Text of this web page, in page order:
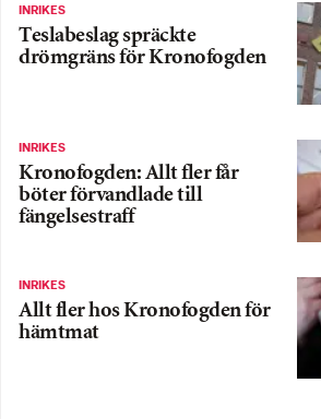
INRIKES
Teslabeslag spräckte
drömgräns för Kronofogden
INRIKES
Kronofogden: Allt fler får
böter förvandlade till
fängelsestraff
INRIKES
Allt fler hos Kronofogden för
hämtmat